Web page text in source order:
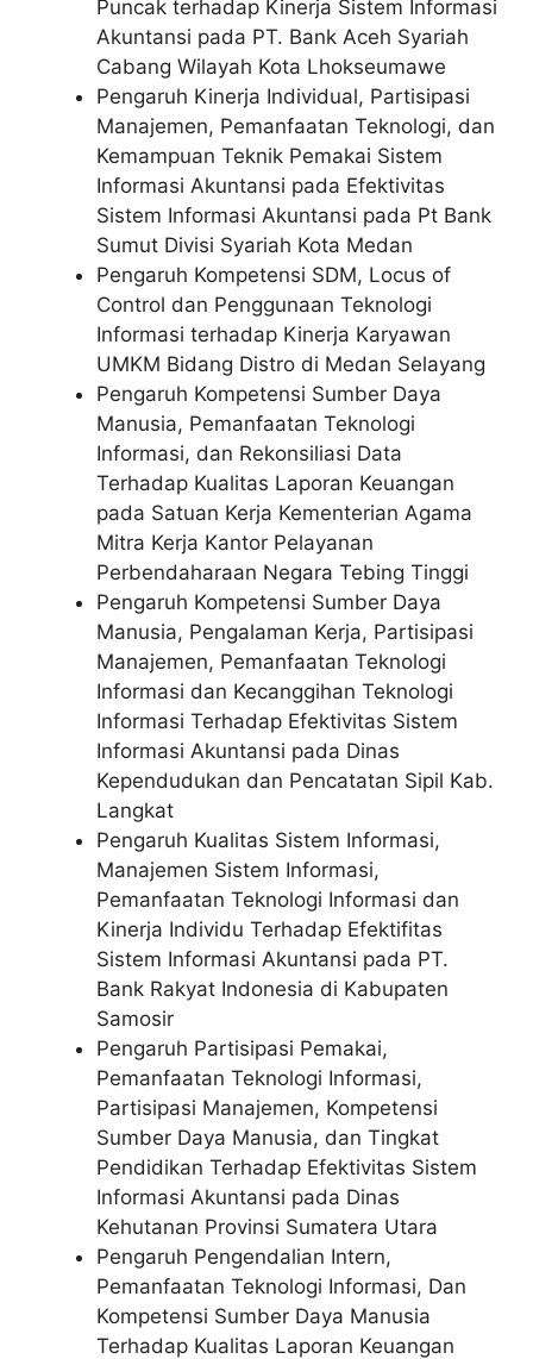
Puncak terhadap Kinerja Sistem Informasi
Akuntansi pada PT. Bank Aceh Syariah
Cabang Wilayah Kota Lhokseumawe
Pengaruh Kinerja Individual, Partisipasi
Manajemen, Pemanfaatan Teknologi, dan
Kemampuan Teknik Pemakai Sistem
Informasi Akuntansi pada Efektivitas
Sistem Informasi Akuntansi pada Pt Bank
Sumut Divisi Syariah Kota Medan
Pengaruh Kompetensi SDM, Locus of
Control dan Penggunaan Teknologi
Informasi terhadap Kinerja Karyawan
UMKM Bidang Distro di Medan Selayang
Pengaruh Kompetensi Sumber Daya
Manusia, Pemanfaatan Teknologi
Informasi, dan Rekonsiliasi Data
Terhadap Kualitas Laporan Keuangan
pada Satuan Kerja Kementerian Agama
Mitra Kerja Kantor Pelayanan
Perbendaharaan Negara Tebing Tinggi
Pengaruh Kompetensi Sumber Daya
Manusia, Pengalaman Kerja, Partisipasi
Manajemen, Pemanfaatan Teknologi
Informasi dan Kecanggihan Teknologi
Informasi Terhadap Efektivitas Sistem
Informasi Akuntansi pada Dinas
Kependudukan dan Pencatatan Sipil Kab.
Langkat
Pengaruh Kualitas Sistem Informasi,
Manajemen Sistem Informasi,
Pemanfaatan Teknologi Informasi dan
Kinerja Individu Terhadap Efektifitas
Sistem Informasi Akuntansi pada PT.
Bank Rakyat Indonesia di Kabupaten
Samosir
Pengaruh Partisipasi Pemakai,
Pemanfaatan Teknologi Informasi,
Partisipasi Manajemen, Kompetensi
Sumber Daya Manusia, dan Tingkat
Pendidikan Terhadap Efektivitas Sistem
Informasi Akuntansi pada Dinas
Kehutanan Provinsi Sumatera Utara
Pengaruh Pengendalian Intern,
Pemanfaatan Teknologi Informasi, Dan
Kompetensi Sumber Daya Manusia
Terhadap Kualitas Laporan Keuangan